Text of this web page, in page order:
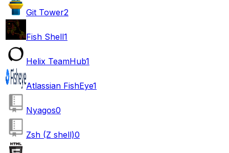
Git Tower2
Fish Shell1
Helix TeamHub1
Atlassian FishEye1
Nyagos0
Zsh (Z shell)0